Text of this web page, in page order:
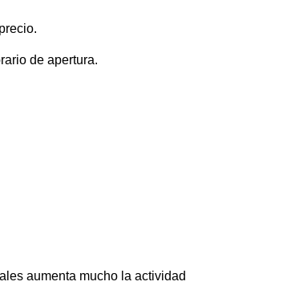
de apertura.
aumenta mucho la actividad